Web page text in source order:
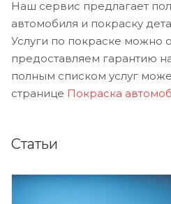
Наш сервис предлагает
автомобиля и покраску
Услуги по покраске можно
предоставляем гарантию
полным списком услуг
странице Покраска
Статьи